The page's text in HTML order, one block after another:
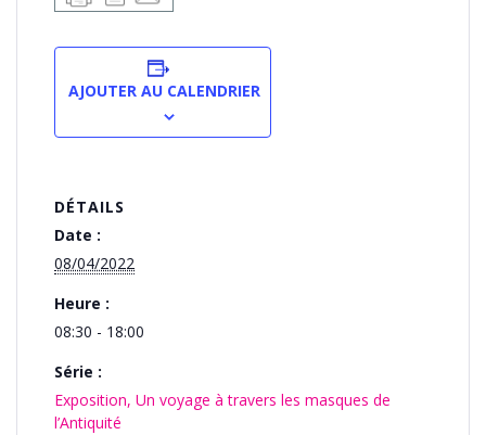
AJOUTER AU CALENDRIER
DÉTAILS
Date :
08/04/2022
Heure :
08:30 - 18:00
Série :
Exposition, Un voyage à travers les masques de
l’Antiquité